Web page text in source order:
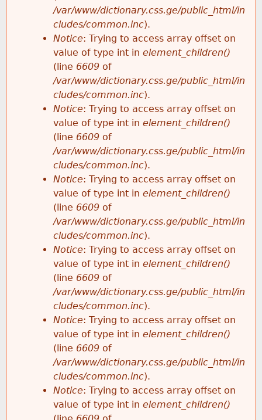
/var/www/dictionary.css.ge/public_html/in
cludes/common.inc).
Notice: Trying to access array offset on
value of type int in element_children()
(line 6609 of
/var/www/dictionary.css.ge/public_html/in
cludes/common.inc).
Notice: Trying to access array offset on
value of type int in element_children()
(line 6609 of
/var/www/dictionary.css.ge/public_html/in
cludes/common.inc).
Notice: Trying to access array offset on
value of type int in element_children()
(line 6609 of
/var/www/dictionary.css.ge/public_html/in
cludes/common.inc).
Notice: Trying to access array offset on
value of type int in element_children()
(line 6609 of
/var/www/dictionary.css.ge/public_html/in
cludes/common.inc).
Notice: Trying to access array offset on
value of type int in element_children()
(line 6609 of
/var/www/dictionary.css.ge/public_html/in
cludes/common.inc).
Notice: Trying to access array offset on
value of type int in element_children()